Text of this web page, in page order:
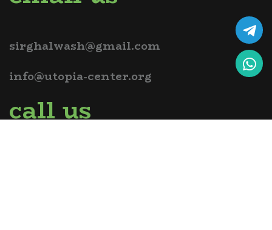
sirghalwash@gmail.com
info@utopia-center.org
call us